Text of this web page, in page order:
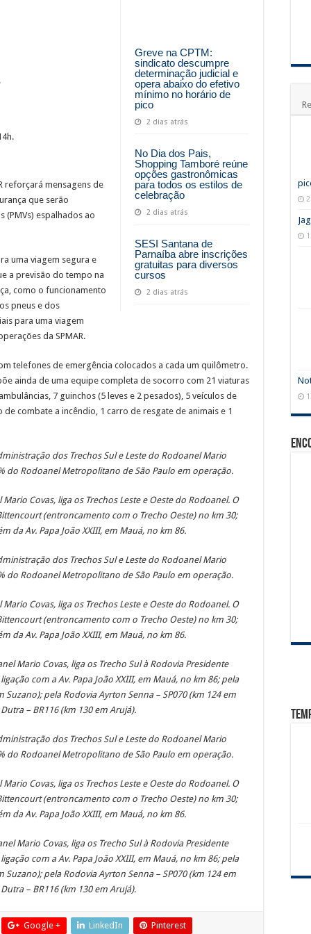
Greve na CPTM:
sindicato descumpre
determinação judicial e
opera abaixo do efetivo
mínimo no horário de
pico
2 dias atrás
No Dia dos Pais,
Shopping Tamboré reúne
opções gastronômicas
para todos os estilos de
celebração
2 dias atrás
SESI Santana de
Parnaíba abre inscrições
gratuitas para diversos
cursos
2 dias atrás
reforçará mensagens de
que serão
(PMVs) espalhados ao
uma viagem segura e
a previsão do tempo na
como o funcionamento
pneus e dos
para uma viagem
da SPMAR.
telefones de emergência colocados a cada um quilômetro.
ainda de uma equipe completa de socorro com 21 viaturas
7 guinchos (5 leves e 2 pesados), 5 veículos de
combate a incêndio, 1 carro de resgate de animais e 1
dos Trechos Sul e Leste do Rodoanel Mario
do Rodoanel Metropolitano de São Paulo em operação.
Covas, liga os Trechos Leste e Oeste do Rodoanel. O
(entroncamento com o Trecho Oeste) no km 30;
da Av. Papa João XXIII, em Mauá, no km 86.
dos Trechos Sul e Leste do Rodoanel Mario
do Rodoanel Metropolitano de São Paulo em operação.
Covas, liga os Trechos Leste e Oeste do Rodoanel. O
(entroncamento com o Trecho Oeste) no km 30;
da Av. Papa João XXIII, em Mauá, no km 86.
Mario Covas, liga os Trecho Sul à Rodovia Presidente
com a Av. Papa João XXIII, em Mauá, no km 86; pela
Suzano); pela Rodovia Ayrton Senna – SP070 (km 124 em
– BR116 (km 130 em Arujá).
dos Trechos Sul e Leste do Rodoanel Mario
do Rodoanel Metropolitano de São Paulo em operação.
Covas, liga os Trechos Leste e Oeste do Rodoanel. O
(entroncamento com o Trecho Oeste) no km 30;
da Av. Papa João XXIII, em Mauá, no km 86.
Mario Covas, liga os Trecho Sul à Rodovia Presidente
com a Av. Papa João XXIII, em Mauá, no km 86; pela
Suzano); pela Rodovia Ayrton Senna – SP070 (km 124 em
– BR116 (km 130 em Arujá).
Google + LinkedIn Pinterest